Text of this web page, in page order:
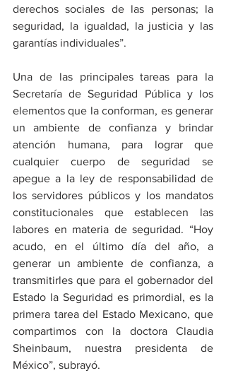
derechos sociales de las personas; la
seguridad, la igualdad, la justicia y las
garantías individuales”.
Una de las principales tareas para la
Secretaría de Seguridad Pública y los
elementos que la conforman, es generar
un ambiente de confianza y brindar
atención humana, para lograr que
cualquier cuerpo de seguridad se
apegue a la ley de responsabilidad de
los servidores públicos y los mandatos
constitucionales que establecen las
labores en materia de seguridad. “Hoy
acudo, en el último día del año, a
generar un ambiente de confianza, a
transmitirles que para el gobernador del
Estado la Seguridad es primordial, es la
primera tarea del Estado Mexicano, que
compartimos con la doctora Claudia
Sheinbaum, nuestra presidenta de
México”, subrayó.